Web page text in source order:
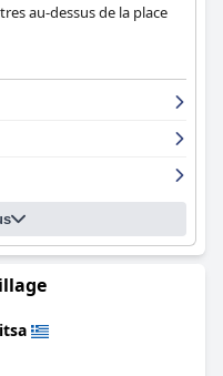
au-dessus de la place